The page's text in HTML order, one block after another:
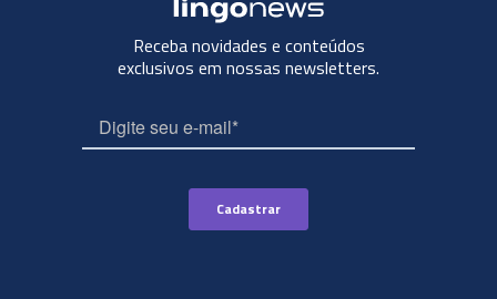
Receba novidades e conteúdos
exclusivos em nossas newsletters.